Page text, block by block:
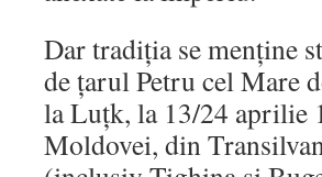
Dar tradiţia se menţine
de ţarul Petru cel Mare
la Luţk, la 13/24 aprilie
Moldovei, din